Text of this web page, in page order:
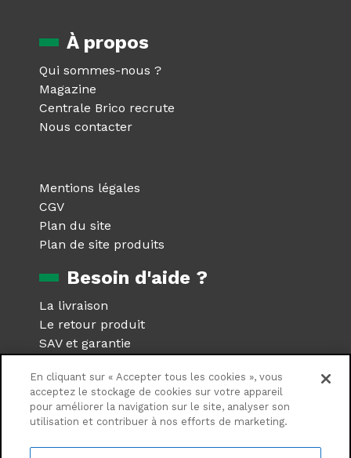
À propos
Qui sommes-nous ?
Magazine
Centrale Brico recrute
Nous contacter
Mentions légales
CGV
Plan du site
Plan de site produits
Besoin d'aide ?
La livraison
Le retour produit
SAV et garantie
Réseaux sociaux
Suivez nous sur les réseaux
En cliquant sur « Accepter tous les cookies », vous
acceptez le stockage de cookies sur votre appareil
pour améliorer la navigation sur le site, analyser son
utilisation et contribuer à nos efforts de marketing.